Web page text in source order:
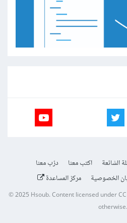
الشائعة اكتب معنا
درّب معنا
الخصوصية مركز المساعدة
© 2025Hsoub.Content licensed under
otherwise.